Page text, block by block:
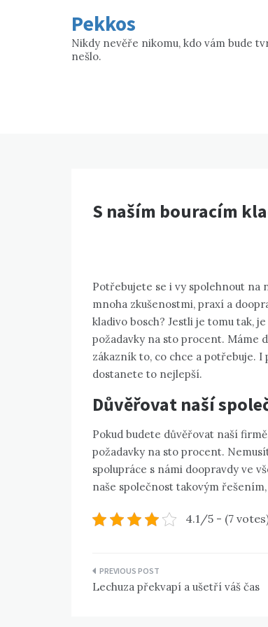
Pekkos
Nikdy nevěře nikomu, kdo vám bude
nešlo.
S naším bouracím
Potřebujete se i vy spolehnout na
mnoha zkušenostmi, praxí a
kladivo bosch? Jestli je tomu tak,
požadavky na sto procent. Máme
zákazník to, co chce a potřebuje.
dostanete to nejlepší.
Důvěřovat naší
Pokud budete důvěřovat naší
požadavky na sto procent.
spolupráce s námi doopravdy ve
naše společnost takovým
4.1/5 - (7
Navigace
pro
Lechuza překvapí a ušetří váš čas